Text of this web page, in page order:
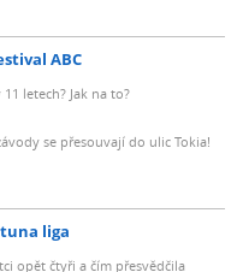
ABC
letech? Jak na to?
se přesouvají do ulic Tokia!
liga
opět čtyři a čím přesvědčila